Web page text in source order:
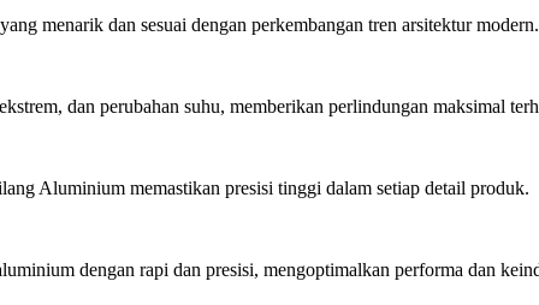
menarik dan sesuai dengan perkembangan tren arsitektur modern.
dan perubahan suhu, memberikan perlindungan maksimal
Aluminium memastikan presisi tinggi dalam setiap detail produk.
dengan rapi dan presisi, mengoptimalkan performa dan